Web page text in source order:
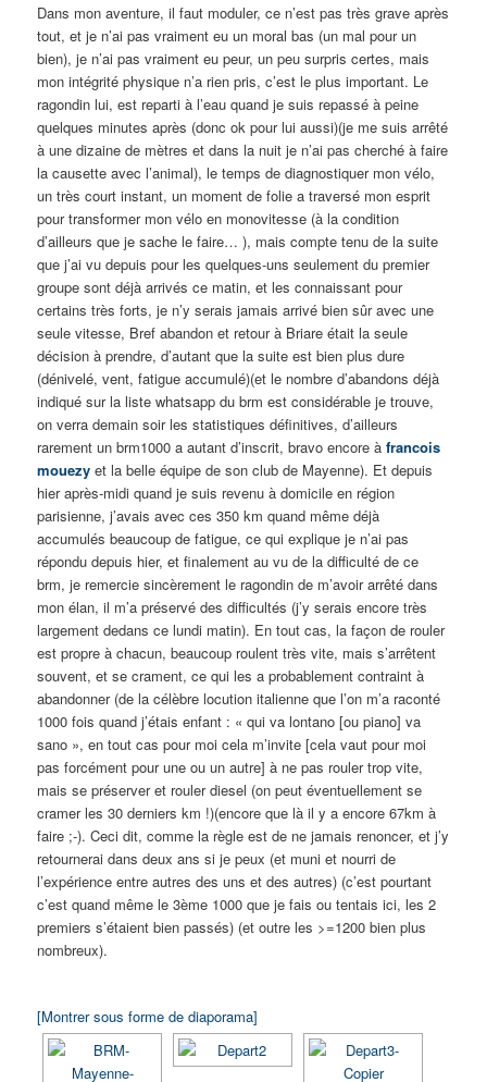
Dans mon aventure, il faut moduler, ce n’est pas très grave après
tout, et je n’ai pas vraiment eu un moral bas (un mal pour un
bien), je n’ai pas vraiment eu peur, un peu surpris certes, mais
mon intégrité physique n’a rien pris, c’est le plus important. Le
ragondin lui, est reparti à l’eau quand je suis repassé à peine
quelques minutes après (donc ok pour lui aussi)(je me suis arrêté
à une dizaine de mètres et dans la nuit je n’ai pas cherché à faire
la causette avec l’animal), le temps de diagnostiquer mon vélo,
un très court instant, un moment de folie a traversé mon esprit
pour transformer mon vélo en monovitesse (à la condition
d’ailleurs que je sache le faire… ), mais compte tenu de la suite
que j’ai vu depuis pour les quelques-uns seulement du premier
groupe sont déjà arrivés ce matin, et les connaissant pour
certains très forts, je n’y serais jamais arrivé bien sûr avec une
seule vitesse, Bref abandon et retour à Briare était la seule
décision à prendre, d’autant que la suite est bien plus dure
(dénivelé, vent, fatigue accumulé)(et le nombre d’abandons déjà
indiqué sur la liste whatsapp du brm est considérable je trouve,
on verra demain soir les statistiques définitives, d’ailleurs
rarement un brm1000 a autant d’inscrit, bravo encore àfrancois
mouezy et la belle équipe de son club de Mayenne). Et depuis
hier après-midi quand je suis revenu à domicile en région
parisienne, j’avais avec ces 350 km quand même déjà
accumulés beaucoup de fatigue, ce qui explique je n’ai pas
répondu depuis hier, et finalement au vu de la difficulté de ce
brm, je remercie sincèrement le ragondin de m’avoir arrêté dans
mon élan, il m’a préservé des difficultés (j’y serais encore très
largement dedans ce lundi matin). En tout cas, la façon de rouler
est propre à chacun, beaucoup roulent très vite, mais s’arrêtent
souvent, et se crament, ce qui les a probablement contraint à
abandonner (de la célèbre locution italienne que l’on m’a raconté
1000 fois quand j’étais enfant : « qui va lontano [ou piano] va
sano », en tout cas pour moi cela m’invite [cela vaut pour moi
pas forcément pour une ou un autre] à ne pas rouler trop vite,
mais se préserver et rouler diesel (on peut éventuellement se
cramer les 30 derniers km !)(encore que là il y a encore 67km à
faire ;-). Ceci dit, comme la règle est de ne jamais renoncer, et j’y
retournerai dans deux ans si je peux (et muni et nourri de
l’expérience entre autres des uns et des autres) (c’est pourtant
c’est quand même le 3ème 1000 que je fais ou tentais ici, les 2
premiers s’étaient bien passés) (et outre les >=1200 bien plus
nombreux).
[Montrer sous forme de diaporama]